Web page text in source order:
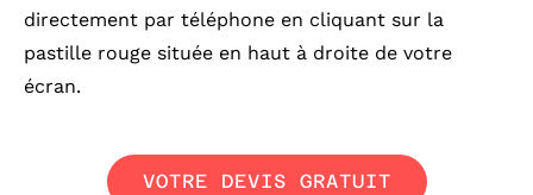
directement par téléphone en cliquant sur la
pastille rouge située en haut à droite de votre
écran.
VOTRE DEVIS GRATUIT